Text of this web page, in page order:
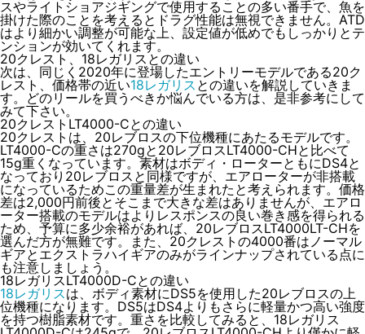
スやライトショアジギングで使用することの多い番手で、魚を
掛けた際のことを考えるとドラグ性能は無視できません。ATD
はより細かい調整が可能な上、設定値が低めでもしっかりとテ
ンションが効いてくれます。
20クレスト、18レガリスとの違い
次は、同じく2020年に登場したエントリーモデルである20ク
レスト、価格帯の近い18レガリス との違いを解説していきま
す。どのリールを買うべきか悩んでいる方は、是非参考にして
みて下さい。
20クレストLT4000-Cとの違い
20クレストは、20レブロスの下位機種にあたるモデルです。
LT4000-Cの重さは270gと20レブロスLT4000-CHと比べて
15g重くなっています。素材はボディ・ローターともにDS4と
なっており20レブロスと同様ですが、エアローターが非搭載
になっているためこの重量差が生まれたと考えられます。価格
差は2,000円前後とそこまで大きな差はありませんが、エアロ
ーター搭載のモデルはより レスポンスの良い巻き感を得られる
ため、予算に多少余裕があれば、20レブロスLT4000LT-CHを
選んだ方が無難です。また、20クレストの4000番はノーマル
ギアとエクストラハイギアのみがラインナップされている点に
も注意しましょう。
18レガリスLT4000D-Cとの違い
18レガリスは、ボディ素材にDS5を使用した20レブロスの上
位機種になります。DS5はDS4よりもさらに軽量かつ高い強度
を持つ樹脂素材です。重さを比較してみると、18レガリス